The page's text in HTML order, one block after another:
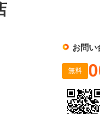
お問い
無料